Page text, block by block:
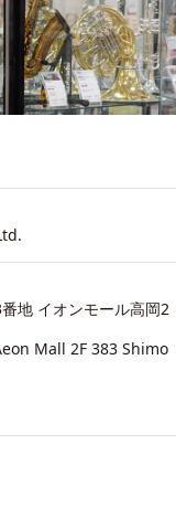
地 イオンモール高岡2
Mall 2F 383 Shimo